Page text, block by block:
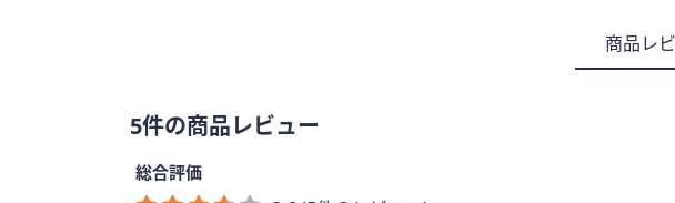
商品レ
5件の商品レビュー
総合評価